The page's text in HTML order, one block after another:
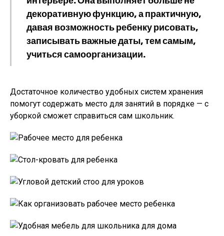
декоративную функцию, а практичную,
давая возможность ребенку рисовать,
записывать важные даты, тем самым,
учиться самоорганизации.
Достаточное количество удобных систем хранения
помогут содержать место для занятий в порядке — с
уборкой сможет справиться сам школьник.